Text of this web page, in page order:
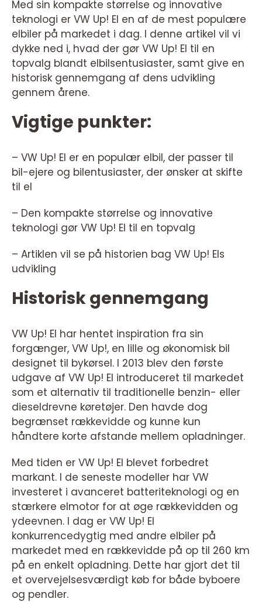
Med sin kompakte størrelse og innovative
teknologi er VW Up! El en af de mest populære
elbiler på markedet i dag. I denne artikel vil vi
dykke ned i, hvad der gør VW Up! El til en
topvalg blandt elbilsentusiaster, samt give en
historisk gennemgang af dens udvikling
gennem årene.
Vigtige punkter:
– VW Up! El er en populær elbil, der passer til
bil-ejere og bilentusiaster, der ønsker at skifte
til el
– Den kompakte størrelse og innovative
teknologi gør VW Up! El til en topvalg
– Artiklen vil se på historien bag VW Up! Els
udvikling
Historisk gennemgang
VW Up! El har hentet inspiration fra sin
forgænger, VW Up!, en lille og økonomisk bil
designet til bykørsel. I 2013 blev den første
udgave af VW Up! El introduceret til markedet
som et alternativ til traditionelle benzin- eller
dieseldrevne køretøjer. Den havde dog
begrænset rækkevidde og kunne kun
håndtere korte afstande mellem opladninger.
Med tiden er VW Up! El blevet forbedret
markant. I de seneste modeller har VW
investeret i avanceret batteriteknologi og en
stærkere elmotor for at øge rækkevidden og
ydeevnen. I dag er VW Up! El
konkurrencedygtig med andre elbiler på
markedet med en rækkevidde på op til 260 km
på en enkelt opladning. Dette har gjort det til
et overvejelsesværdigt køb for både byboere
og pendler.